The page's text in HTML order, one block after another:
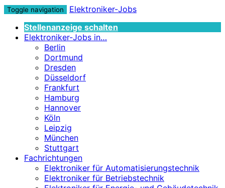
Toggle navigation
Elektroniker-Jobs
Stellenanzeige schalten
Elektroniker-Jobs in…
Berlin
Dortmund
Dresden
Düsseldorf
Frankfurt
Hamburg
Hannover
Köln
Leipzig
München
Stuttgart
Fachrichtungen
Elektroniker für Automatisierungstechnik
Elektroniker für Betriebstechnik